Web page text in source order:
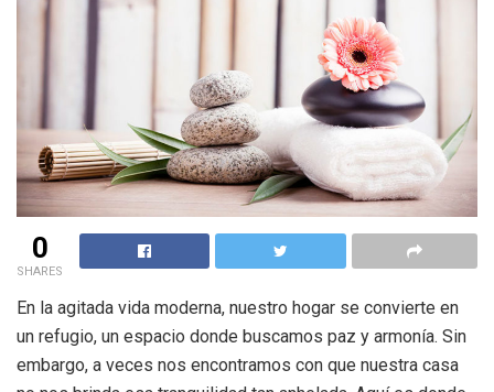
0
SHARES
En la agitada vida moderna, nuestro hogar se convierte en
un refugio, un espacio donde buscamos paz y armonía. Sin
embargo, a veces nos encontramos con que nuestra casa